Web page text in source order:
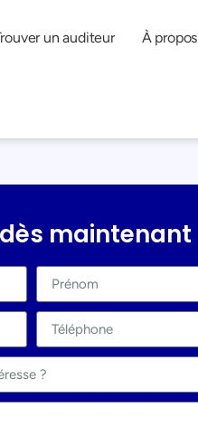
un auditeur À propos
maintenant